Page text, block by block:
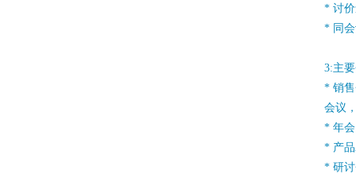
* 讨
* 同
3:主
* 销
会议
* 年
* 产
* 研